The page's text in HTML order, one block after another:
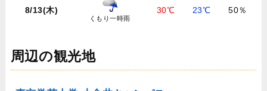
8/13(木)
くもり一時雨
30℃ 23℃ 50％
周辺の観光地